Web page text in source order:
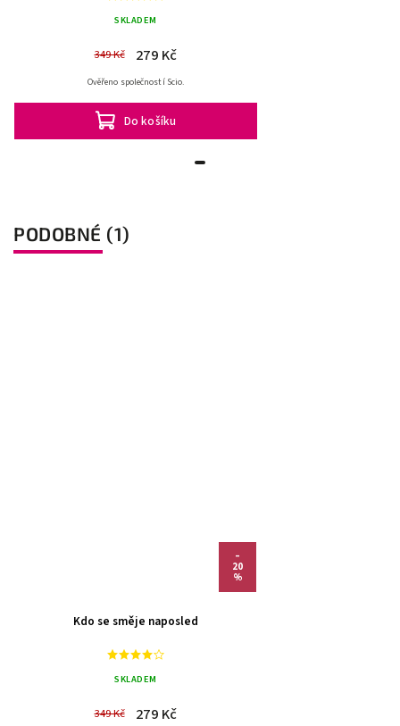
SKLADEM
349 Kč 279 Kč
Do košíku
Ověřeno společností Scio.
PODOBNÉ (1)
–
20
%
Kdo se směje naposled
SKLADEM
349 Kč 279 Kč